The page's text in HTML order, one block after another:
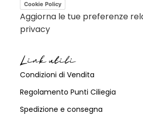
Cookie Policy
Aggiorna le tue preferenze
privacy
Link utili
Condizioni di Vendita
Regolamento Punti Ciliegia
Spedizione e consegna